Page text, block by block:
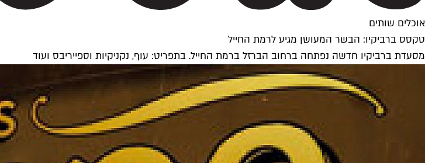
אוכלים שותים
טקסס ברביקיו: הבשר המעושן מגיע לרמת החייל
מסעדת ברביקיו חדשה נפתחה ברחוב הברזל ברמת החייל. בתפריט: עוף, נקניקיות וספייריבס ועוד